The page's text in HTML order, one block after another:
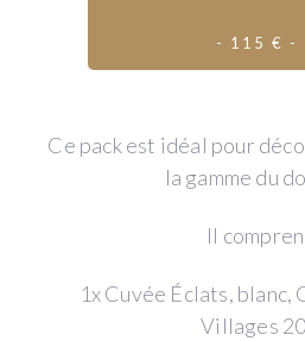
- 115 € -
Ce pack est idéal pour
la gamme du
Il
1x Cuvée Éclats, blanc,
Villages